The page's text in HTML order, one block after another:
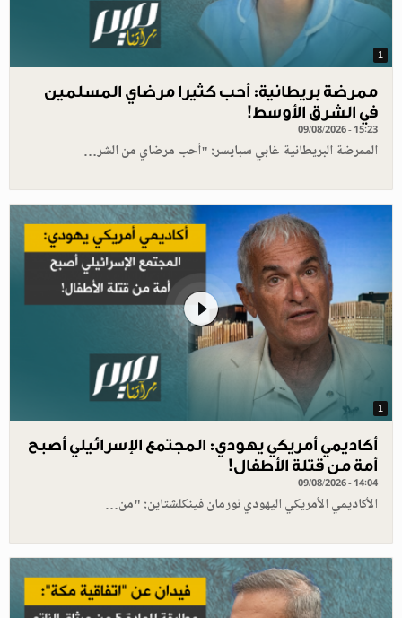
1
ممرضة بريطانية: أحب كثيرا مرضاي المسلمين
في الشرق الأوسط!
09/08/2026 - 15:23
الممرضة البريطانية غابي سبايسر: "أحب مرضاي من الشر…
1
أكاديمي أمريكي يهودي: المجتمع الإسرائيلي أصبح
أمة من قتلة الأطفال!
09/08/2026 - 14:04
الأكاديمي الأمريكي اليهودي نورمان فينكلشتاين: "من…